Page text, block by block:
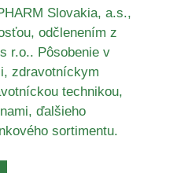
Slovakia, a.s.,
odčlenením z
r.o.. Pôsobenie v
zdravotníckym
technikou,
ďalšieho
sortimentu.